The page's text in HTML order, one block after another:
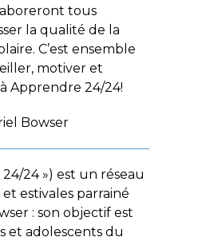
tous
la qualité de la
C’est ensemble
motiver et
Apprendre 24/24!
Bowser
24 ») est un réseau
et estivales parrainé
: son objectif est
et adolescents du